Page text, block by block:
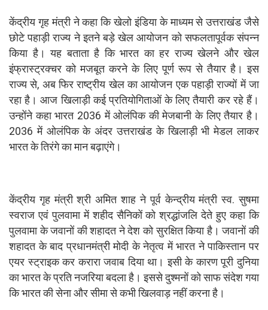
केंद्रीय गृह मंत्री ने कहा कि खेलो इंडिया के माध्यम से उत्तराखंड जैसे
छोटे पहाड़ी राज्य ने इतने बड़े खेल आयोजन को सफलतापूर्वक संपन्न
किया है। यह बताता है कि भारत का हर राज्य खेलने और खेल
इंफ्रास्ट्रक्चर को मजबूत करने के लिए पूर्ण रूप से तैयार है। इस
राज्य से, अब फिर राष्ट्रीय खेल का आयोजन एक पहाड़ी राज्यों में जा
रहा है। आज खिलाड़ी कई प्रतियोगिताओं के लिए तैयारी कर रहे हैं।
उन्होंने कहा भारत 2036 में ओलंपिक की मेजबानी के लिए तैयार है।
2036 में ओलंपिक के अंदर उत्तराखंड के खिलाड़ी भी मेडल लाकर
भारत के तिरंगे का मान बढ़ाएंगे।
केंद्रीय गृह मंत्री श्री अमित शाह ने पूर्व केन्द्रीय मंत्री स्व. सुषमा
स्वराज एवं पुलवामा में शहीद सैनिकों को श्रद्धांजलि देते हुए कहा कि
पुलवामा के जवानों की शहादत ने देश को सुरक्षित किया है। जवानों की
शहादत के बाद प्रधानमंत्री मोदी के नेतृत्व में भारत ने पाकिस्तान पर
एयर स्ट्राइक कर करारा जवाब दिया था। इसी के कारण पूरी दुनिया
का भारत के प्रति नजरिया बदला है। इससे दुश्मनों को साफ संदेश गया
कि भारत की सेना और सीमा से कभी खिलवाड़ नहीं करना है।